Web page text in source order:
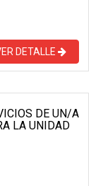
DETALLE
DE UN/A
LA UNIDAD